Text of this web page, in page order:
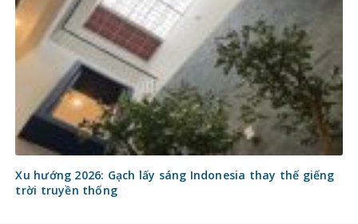
Xu hướng 2026: Gạch lấy sáng Indonesia thay thế giếng
trời truyền thống